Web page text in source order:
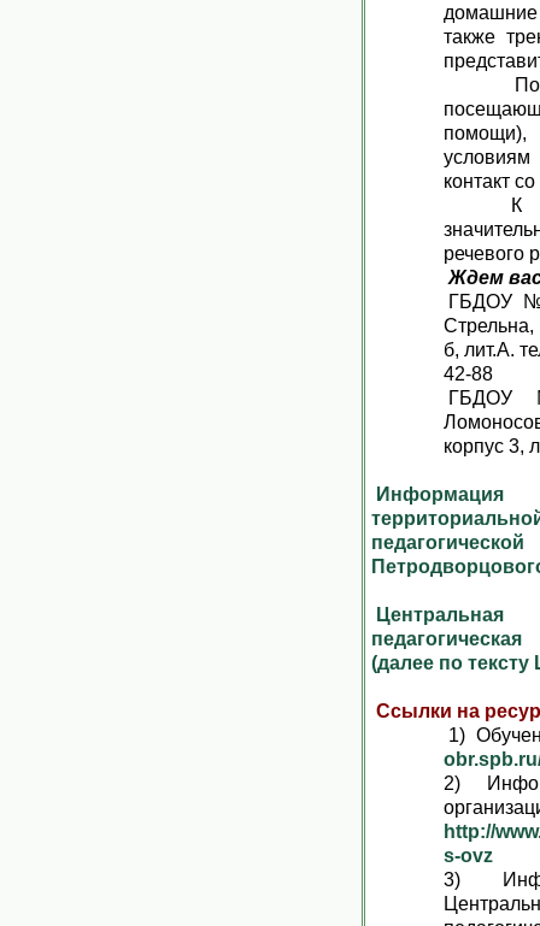
домашние
также
По
помощи),
условиям
контакт
К
речевого
Ждем
ГБДОУ №
Стрельна,
б, лит.А.
42-88
ГБДОУ
корпус 3,
(далее по
Ссылки на
1)
2)
http://
s-ovz
3)